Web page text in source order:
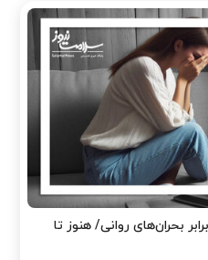
بحران‌های روانی/ هنوز تا